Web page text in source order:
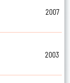
2007
2003